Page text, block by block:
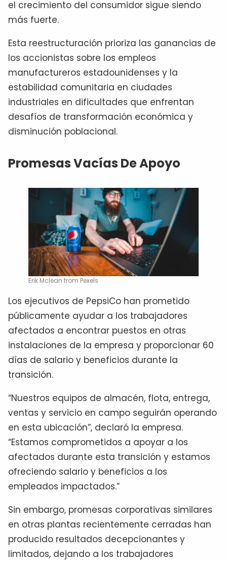
el crecimiento del consumidor sigue siendo
más fuerte.
Esta reestructuración prioriza las ganancias de
los accionistas sobre los empleos
manufactureros estadounidenses y la
estabilidad comunitaria en ciudades
industriales en dificultades que enfrentan
desafíos de transformación económica y
disminución poblacional.
Promesas Vacías De Apoyo
Erik Mclean from Pexels
Los ejecutivos de PepsiCo han prometido
públicamente ayudar a los trabajadores
afectados a encontrar puestos en otras
instalaciones de la empresa y proporcionar 60
días de salario y beneficios durante la
transición.
“Nuestros equipos de almacén, flota, entrega,
ventas y servicio en campo seguirán operando
en esta ubicación”, declaró la empresa.
“Estamos comprometidos a apoyar a los
afectados durante esta transición y estamos
ofreciendo salario y beneficios a los
empleados impactados.”
Sin embargo, promesas corporativas similares
en otras plantas recientemente cerradas han
producido resultados decepcionantes y
limitados, dejando a los trabajadores